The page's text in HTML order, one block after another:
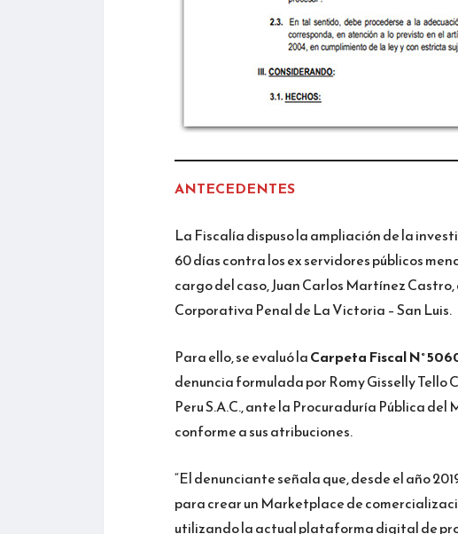
ANTECEDENTES
La Fiscalía dispuso la ampliación de la
60 días contra los ex servidores públicos
cargo del caso, Juan Carlos Martínez
Corporativa Penal de La Victoria – San Luis.
Para ello, se evaluó laCarpeta Fiscal N°
denuncia formulada por Romy Gisselly Tello
Peru S.A.C., ante la Procuraduría Pública
conforme a sus atribuciones.
“El denunciante señala que, desde el año
para crear un Marketplace de
utilizando la actual plataforma digital de